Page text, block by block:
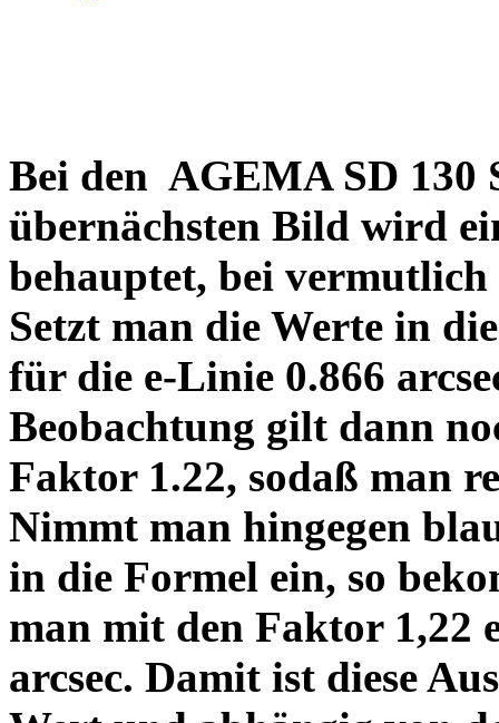
Bei den AGEMA SD 130
übernächsten Bild wird
behauptet, bei vermutlich
Setzt man die Werte in
für die e-Linie 0.866
Beobachtung gilt dann
Faktor 1.22, sodaß man
Nimmt man hingegen
in die Formel ein, so
man mit den Faktor 1,22
arcsec. Damit ist diese